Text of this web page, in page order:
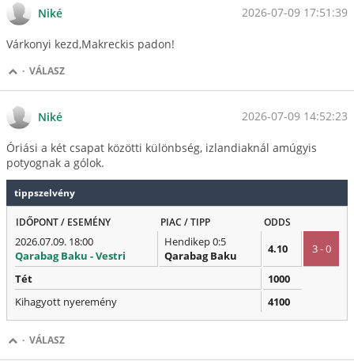
Niké 2026-07-09 17:51:39
Várkonyi kezd,Makreckis padon!
· VÁLASZ
Niké 2026-07-09 14:52:23
Óriási a két csapat közötti különbség, izlandiaknál amúgyis
potyognak a gólok.
tippszelvény
IDŐPONT / ESEMÉNY PIAC / TIPP ODDS
2026.07.09. 18:00
Qarabag Baku - Vestri
Hendikep 0:5
Qarabag Baku
4.10 3 - 0
Tét
1000
Kihagyott nyeremény
4100
· VÁLASZ